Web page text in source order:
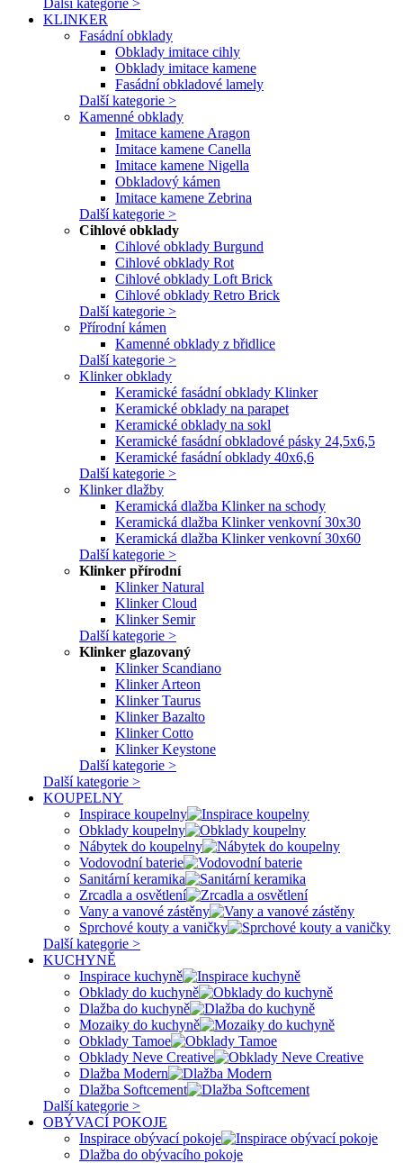
Další kategorie >
KLINKER
Fasádní obklady
Obklady imitace cihly
Obklady imitace kamene
Fasádní obkladové lamely
Další kategorie >
Kamenné obklady
Imitace kamene Aragon
Imitace kamene Canella
Imitace kamene Nigella
Obkladový kámen
Imitace kamene Zebrina
Další kategorie >
Cihlové obklady
Cihlové obklady Burgund
Cihlové obklady Rot
Cihlové obklady Loft Brick
Cihlové obklady Retro Brick
Další kategorie >
Přírodní kámen
Kamenné obklady z břidlice
Další kategorie >
Klinker obklady
Keramické fasádní obklady Klinker
Keramické obklady na parapet
Keramické obklady na sokl
Keramické fasádní obkladové pásky 24,5x6,5
Keramické fasádní obklady 40x6,6
Další kategorie >
Klinker dlažby
Keramická dlažba Klinker na schody
Keramická dlažba Klinker venkovní 30x30
Keramická dlažba Klinker venkovní 30x60
Další kategorie >
Klinker přírodní
Klinker Natural
Klinker Cloud
Klinker Semir
Další kategorie >
Klinker glazovaný
Klinker Scandiano
Klinker Arteon
Klinker Taurus
Klinker Bazalto
Klinker Cotto
Klinker Keystone
Další kategorie >
Další kategorie >
KOUPELNY
Inspirace koupelny
Obklady koupelny
Nábytek do koupelny
Vodovodní baterie
Sanitární keramika
Zrcadla a osvětlení
Vany a vanové zástěny
Sprchové kouty a vaničky
Další kategorie >
KUCHYNĚ
Inspirace kuchyně
Obklady do kuchyně
Dlažba do kuchyně
Mozaiky do kuchyně
Obklady Tamoe
Obklady Neve Creative
Dlažba Modern
Dlažba Softcement
Další kategorie >
OBÝVACÍ POKOJE
Inspirace obývací pokoje
Dlažba do obývacího pokoje